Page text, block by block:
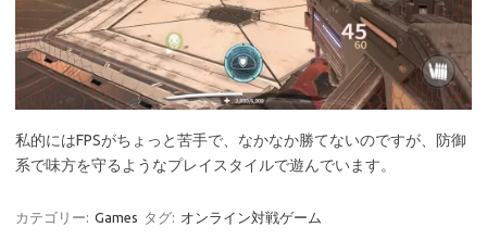
私的にはFPSがちょっと苦手で、なかなか勝てないのですが、防御
系で味方を守るようなプレイスタイルで遊んでいます。
カテゴリー: Games タグ: オンライン対戦ゲーム